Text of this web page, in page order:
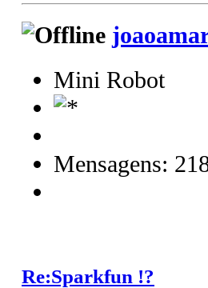
Mini Robot
Mensagens:
Re:Sparkfun !?